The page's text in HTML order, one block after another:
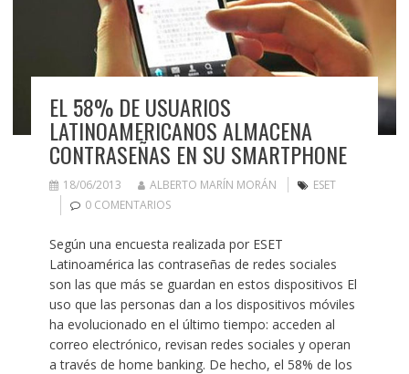
EL 58% DE USUARIOS
LATINOAMERICANOS ALMACENA
CONTRASEÑAS EN SU SMARTPHONE
18/06/2013 ALBERTO MARÍN MORÁN
ESET
0 COMENTARIOS
Según una encuesta realizada por ESET
Latinoamérica las contraseñas de redes sociales
son las que más se guardan en estos dispositivos El
uso que las personas dan a los dispositivos móviles
ha evolucionado en el último tiempo: acceden al
correo electrónico, revisan redes sociales y operan
a través de home banking. De hecho, el 58% de los